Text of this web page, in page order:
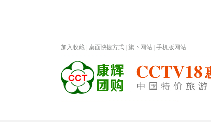
加入收藏 桌面快捷方式 旗下网站 手机版网站